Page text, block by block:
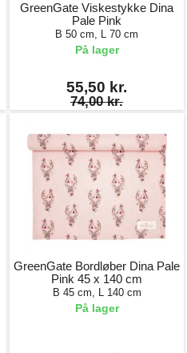
GreenGate Viskestykke Dina
Pale Pink
B 50 cm, L 70 cm
På lager
55,50 kr.
74,00 kr.
GreenGate Bordløber Dina Pale
Pink 45 x 140 cm
B 45 cm, L 140 cm
På lager